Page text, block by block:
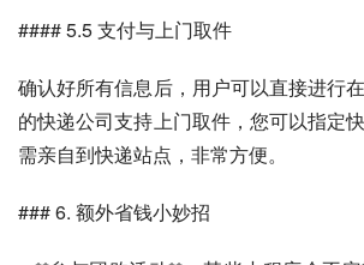
#### 5.5 支付与上门取件
确认好所有信息后，用户可以直接进行
的快递公司支持上门取件，您可以指定
需亲自到快递站点，非常方便。
### 6. 额外省钱小妙招